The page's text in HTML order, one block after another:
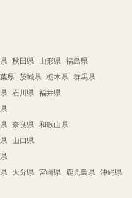
秋田県 山形県 福島県
県 茨城県 栃木県 群馬県
石川県 福井県
奈良県 和歌山県
山口県
大分県 宮崎県 鹿児島県 沖縄県